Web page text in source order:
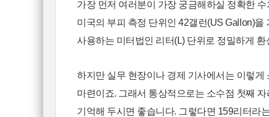
가장 먼저 여러분이 가장 궁금해하실 정확한
미국의 부피 측정 단위인 42갤런(US Gallon)
사용하는 미터법인 리터(L) 단위로 정밀하게
하지만 실무 현장이나 경제 기사에서는 이렇
마련이죠. 그래서 통상적으로는 소수점 첫째
기억해 두시면 좋습니다. 그렇다면 159리터라